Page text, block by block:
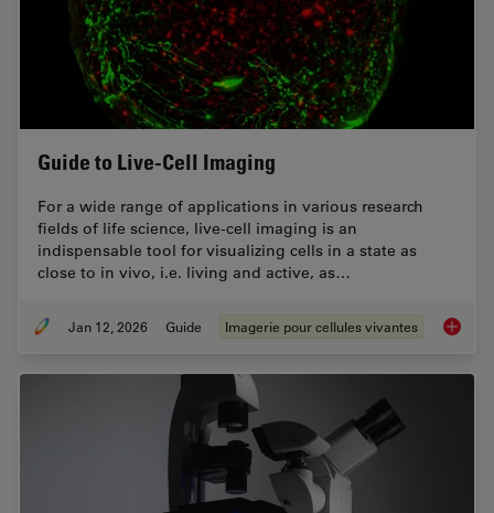
Guide to Live-Cell Imaging
For a wide range of applications in various research
fields of life science, live-cell imaging is an
indispensable tool for visualizing cells in a state as
close to in vivo, i.e. living and active, as…
Jan 12, 2026 Guide Imagerie pour cellules vivantes Guide